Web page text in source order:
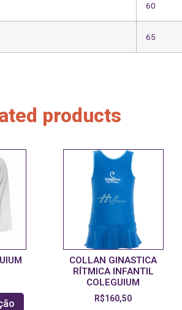
60
65
products
COLLAN GINASTICA
RÍTMICA INFANTIL
COLEGUIUM
R$160,50